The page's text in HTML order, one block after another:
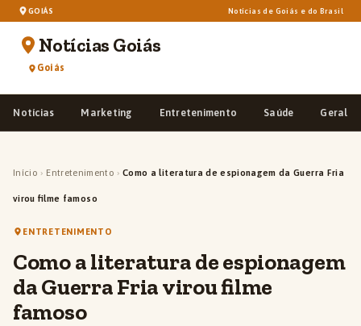
GOIÁS Notícias de Goiás e do Brasil
Notícias Goiás
Goiás
Notícias Marketing Entretenimento Saúde Geral
Início › Entretenimento › Como a literatura de espionagem da Guerra Fria
virou filme famoso
ENTRETENIMENTO
Como a literatura de espionagem
da Guerra Fria virou filme
famoso